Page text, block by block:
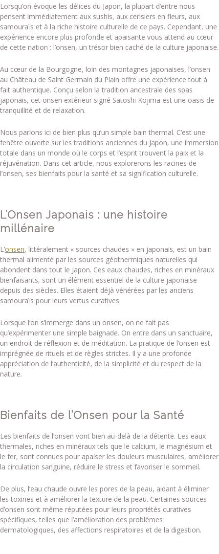
Lorsqu’on évoque les délices du Japon, la plupart d’entre nous
pensent immédiatement aux sushis, aux cerisiers en fleurs, aux
samouraïs et à la riche histoire culturelle de ce pays. Cependant, une
expérience encore plus profonde et apaisante vous attend au cœur
de cette nation : l’onsen, un trésor bien caché de la culture japonaise.
Au cœur de la Bourgogne, loin des montagnes japonaises, l’onsen
au Château de Saint Germain du Plain offre une expérience tout à
fait authentique. Conçu selon la tradition ancestrale des spas
japonais, cet onsen extérieur signé Satoshi Kojima est une oasis de
tranquillité et de relaxation.
Nous parlons ici de bien plus qu’un simple bain thermal. C’est une
fenêtre ouverte sur les traditions anciennes du Japon, une immersion
totale dans un monde où le corps et l’esprit trouvent la paix et la
réjuvénation. Dans cet article, nous explorerons les racines de
l’onsen, ses bienfaits pour la santé et sa signification culturelle.
L’Onsen Japonais : une histoire
millénaire
L’onsen, littéralement « sources chaudes » en japonais, est un bain
thermal alimenté par les sources géothermiques naturelles qui
abondent dans tout le Japon. Ces eaux chaudes, riches en minéraux
bienfaisants, sont un élément essentiel de la culture japonaise
depuis des siècles. Elles étaient déjà vénérées par les anciens
samouraïs pour leurs vertus curatives.
Lorsque l’on s’immerge dans un onsen, on ne fait pas
qu’expérimenter une simple baignade. On entre dans un sanctuaire,
un endroit de réflexion et de méditation. La pratique de l’onsen est
imprégnée de rituels et de règles strictes. Il y a une profonde
appréciation de l’authenticité, de la simplicité et du respect de la
nature.
Bienfaits de l’Onsen pour la Santé
Les bienfaits de l’onsen vont bien au-delà de la détente. Les eaux
thermales, riches en minéraux tels que le calcium, le magnésium et
le fer, sont connues pour apaiser les douleurs musculaires, améliorer
la circulation sanguine, réduire le stress et favoriser le sommeil.
De plus, l’eau chaude ouvre les pores de la peau, aidant à éliminer
les toxines et à améliorer la texture de la peau. Certaines sources
d’onsen sont même réputées pour leurs propriétés curatives
spécifiques, telles que l’amélioration des problèmes
dermatologiques, des affections respiratoires et de la digestion.